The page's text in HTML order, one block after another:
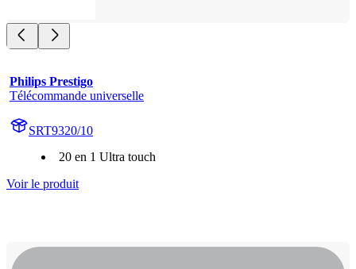
Philips Prestigo
Télécommande universelle
SRT9320/10
20 en 1 Ultra touch
Voir le produit